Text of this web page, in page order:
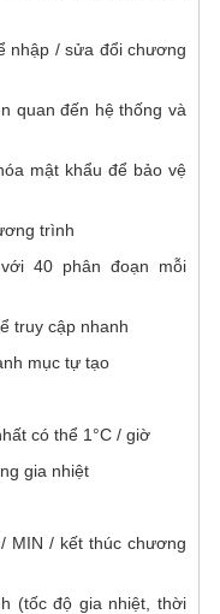
nhập / sửa đổi chương
quan đến hệ thống và
mật khẩu để bảo vệ
trình
40 phân đoạn mỗi
truy cập nhanh
mục tự tạo
có thể 1°C / giờ
gia nhiệt
MIN / kết thúc chương
(tốc độ gia nhiệt, thời